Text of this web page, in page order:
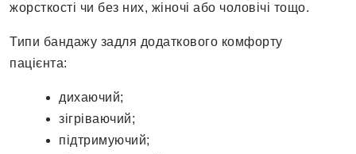
жорсткості чи без них, жіночі або чоловічі тощо.
Типи бандажу задля додаткового комфорту
пацієнта:
дихаючий;
зігріваючий;
підтримуючий;